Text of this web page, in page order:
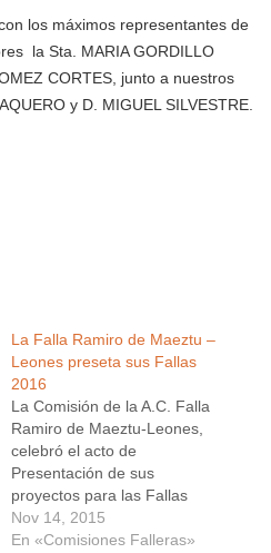
los máximos representantes de
la Sta. MARIA GORDILLO
CORTES, junto a nuestros
y D. MIGUEL SILVESTRE.
La Falla Ramiro de Maeztu –
Leones preseta sus Fallas
2016
La Comisión de la A.C. Falla
Ramiro de Maeztu-Leones,
celebró el acto de
Presentación de sus
proyectos para las Fallas
2016. El acto estuvo
presidido por sus máximos
Nov 14, 2015
En «Comisiones Falleras»